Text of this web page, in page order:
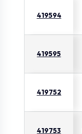
419594
419595
419752
419753